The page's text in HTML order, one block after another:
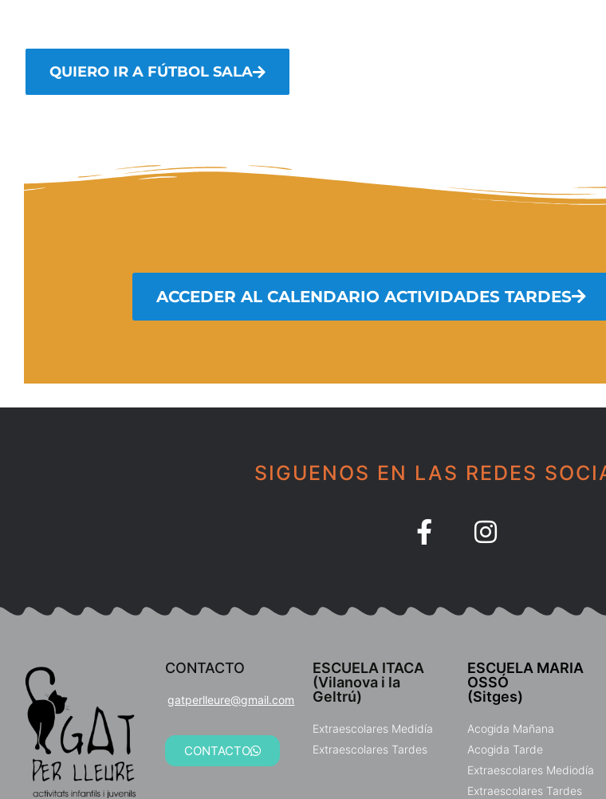
QUIERO IR A FÚTBOL SALA
ACCEDER AL CALENDARIO ACTIVIDADES TARDES
SIGUENOS EN LAS REDES
CONTACTO
gatperlleure@gmail.com
CONTACTO
ESCUELA ITACA
(Vilanova i la
Geltrú)
Extraescolares Medidía
Extraescolares Tardes
ESCUELA MARIA
OSSÓ
(Sitges)
Acogida Mañana
Acogida Tarde
Extraescolares Mediodía
Extraescolares Tardes